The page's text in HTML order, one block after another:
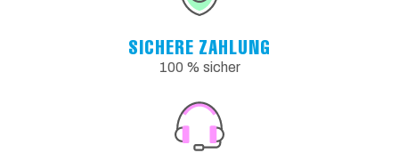
SICHERE ZAHLUNG
100 % sicher